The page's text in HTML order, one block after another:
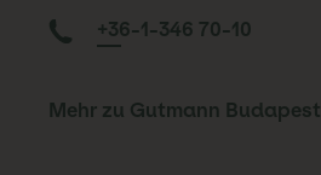
+36-1-346 70-10
Mehr zu Gutmann Budapest